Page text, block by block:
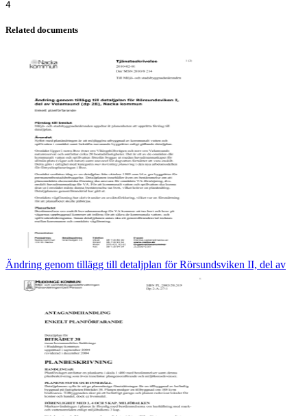
Related documents
Ändring genom tillägg till detaljplan för Rörsundsviken II, del av